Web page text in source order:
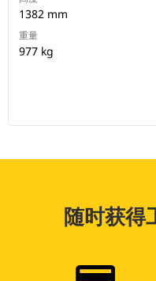
1382 mm
重量
977 kg
随时获得